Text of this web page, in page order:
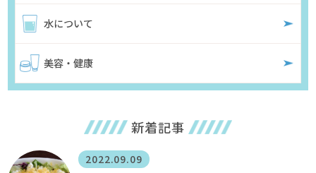
水について
美容・健康
新着記事
2022.09.09